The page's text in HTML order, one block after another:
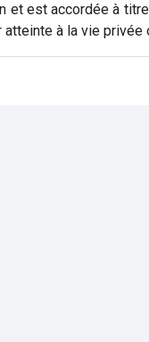
et est accordée à
à la vie